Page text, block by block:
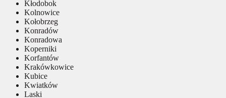
Kłodobok
Kolnowice
Kołobrzeg
Konradów
Konradowa
Koperniki
Korfantów
Krakówkowice
Kubice
Kwiatków
Laski